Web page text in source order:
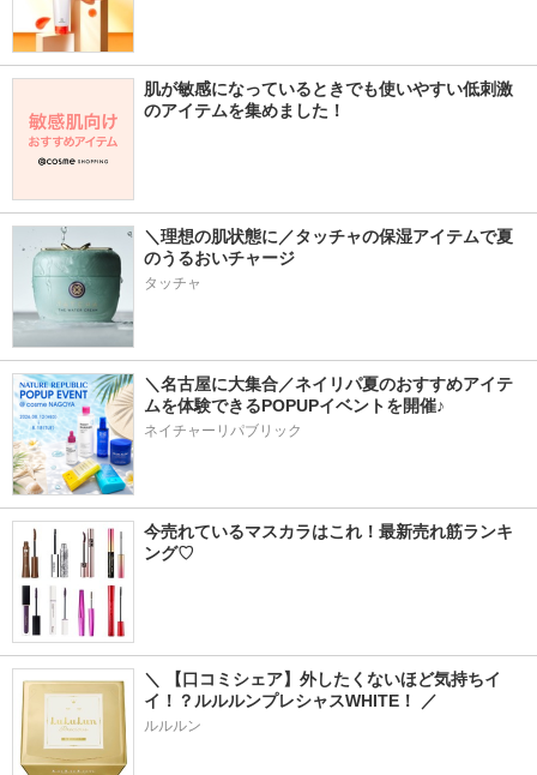
肌が敏感になっているときでも使いやすい低刺激
のアイテムを集めました！
＼理想の肌状態に／タッチャの保湿アイテムで夏
のうるおいチャージ
タッチャ
＼名古屋に大集合／ネイリパ夏のおすすめアイテ
ムを体験できるPOPUPイベントを開催♪
ネイチャーリパブリック
今売れているマスカラはこれ！最新売れ筋ランキ
ング♡
＼ 【口コミシェア】外したくないほど気持ちイ
イ！？ルルルンプレシャスWHITE！ ／
ルルルン